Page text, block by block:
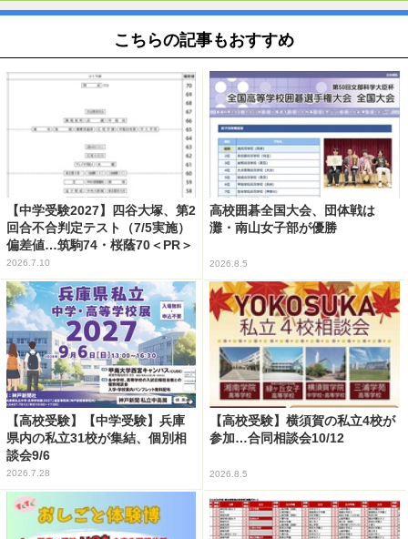
こちらの記事もおすすめ
【中学受験2027】四谷大塚、第2
回合不合判定テスト（7/5実施）
偏差値…筑駒74・桜蔭70＜PR＞
2026.7.10
高校囲碁全国大会、団体戦は
灘・南山女子部が優勝
2026.8.5
【高校受験】【中学受験】兵庫
県内の私立31校が集結、個別相
談会9/6
2026.7.28
【高校受験】横須賀の私立4校が
参加…合同相談会10/12
2026.8.5